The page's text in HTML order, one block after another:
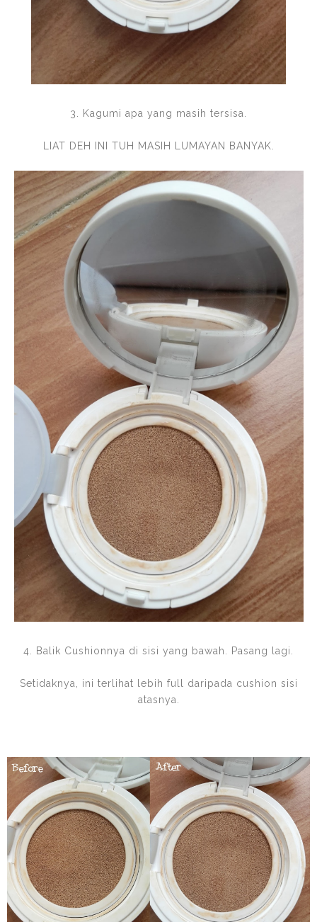
3. Kagumi apa yang masih tersisa.
LIAT DEH INI TUH MASIH LUMAYAN BANYAK.
4. Balik Cushionnya di sisi yang bawah. Pasang lagi.
Setidaknya, ini terlihat lebih full daripada cushion sisi
atasnya.